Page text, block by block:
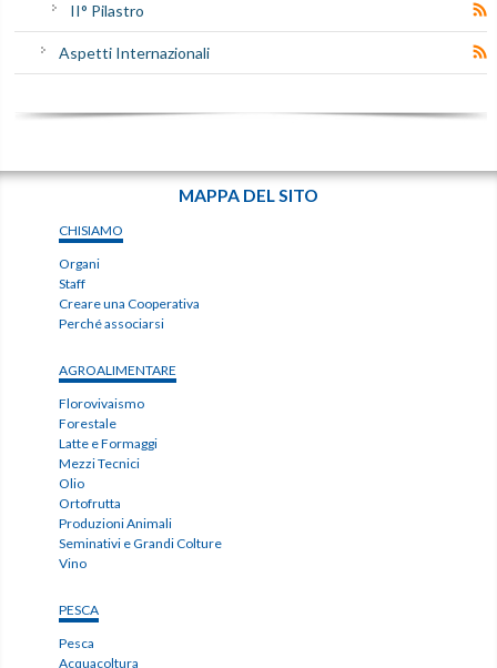
II° Pilastro
Aspetti Internazionali
MAPPA DEL SITO
CHISIAMO
Organi
Staff
Creare una Cooperativa
Perché associarsi
AGROALIMENTARE
Florovivaismo
Forestale
Latte e Formaggi
Mezzi Tecnici
Olio
Ortofrutta
Produzioni Animali
Seminativi e Grandi Colture
Vino
PESCA
Pesca
Acquacoltura